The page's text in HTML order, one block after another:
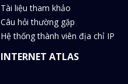
Tài liệu tham khảo
Câu hỏi thường gặp
Hệ thống thành viên địa chỉ IP
INTERNET ATLAS